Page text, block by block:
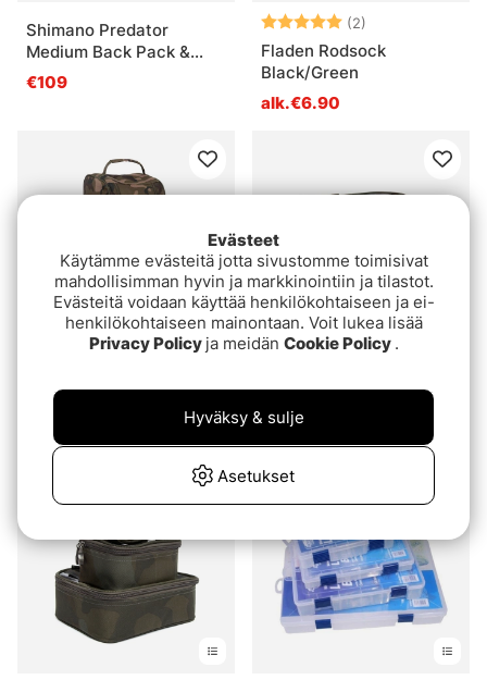
Shimano Predator
Medium Back Pack &
Tackle Box
€109
Arvio: (2)
Fladen Rodsock
Black/Green
alk.€6.90
Bag
alk.€32.90
Evästeet
Käytämme evästeitä jotta sivustomme toimisivat
mahdollisimman hyvin ja markkinointiin ja tilastot.
Evästeitä voidaan käyttää henkilökohtaiseen ja ei-
henkilökohtaiseen mainontaan. Voit lukea lisää
Privacy Policy ja meidän Cookie Policy .
Asetukset
Hyväksy & sulje